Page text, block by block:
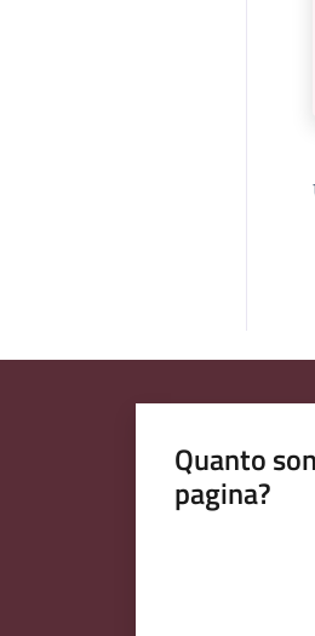
Quanto
pagina?